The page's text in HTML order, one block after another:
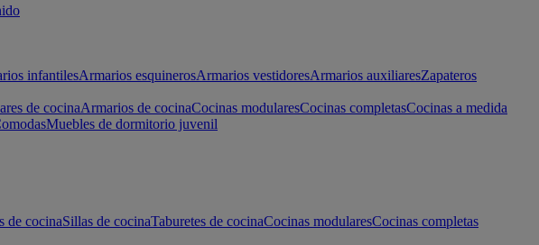
infantilesArmarios esquinerosArmarios vestidoresArmarios auxiliaresZapateros
de cocinaArmarios de cocinaCocinas modularesCocinas completasCocinas a medida
Muebles de dormitorio juvenil
de cocinaSillas de cocinaTaburetes de cocinaCocinas modularesCocinas completas